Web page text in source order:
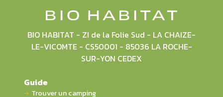
BIO HABITAT - ZI de la Folie Sud - LA CHAIZE-
LE-VICOMTE - CS50001 - 85036 LA ROCHE-
SUR-YON CEDEX
Guide
Trouver un camping